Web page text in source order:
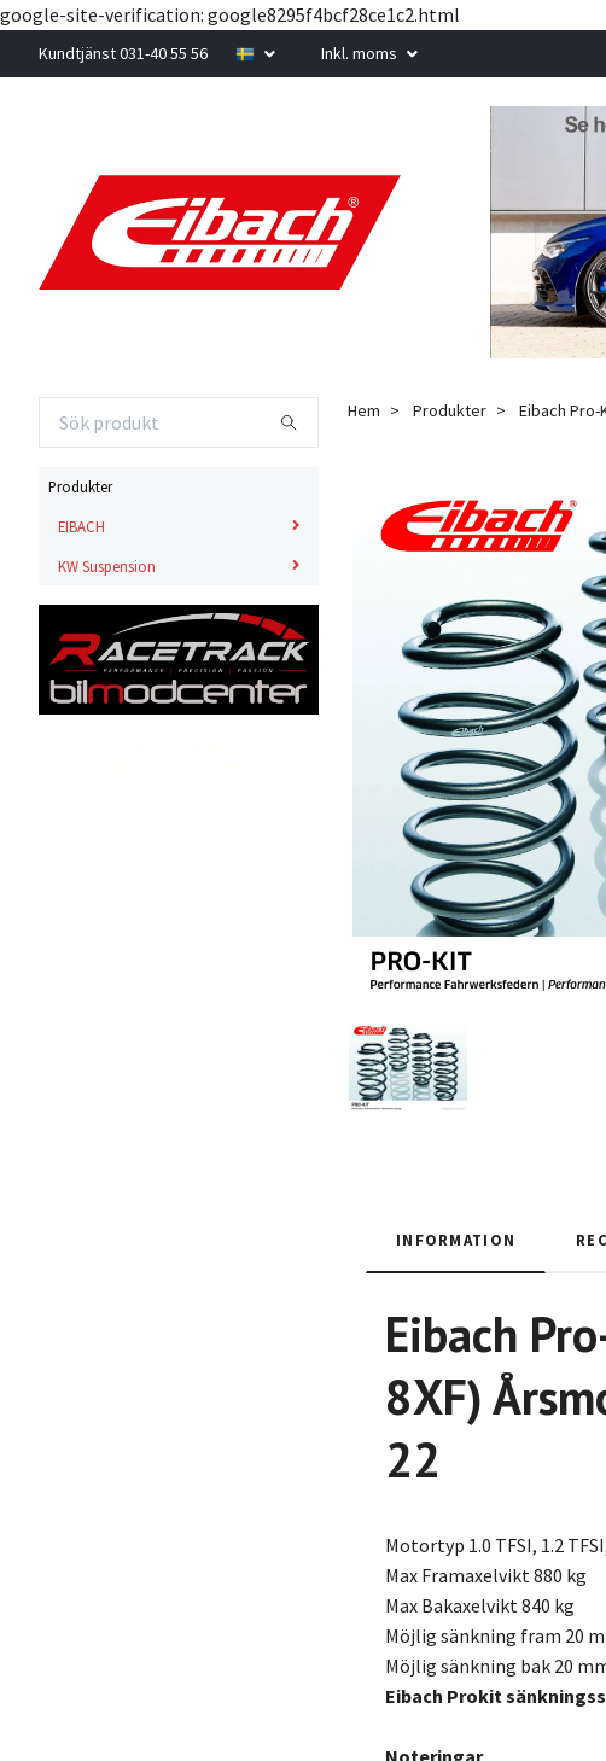
google-site-verification: google8295f4bcf28ce1c2.html
Kundtjänst 031-40 55 56 Inkl. moms
Produkter
EIBACH
KW Suspension
Hem Produkter Eibach Pro-
INFORMATION
Eibach
8XF)
22
Motortyp 1.0 TFSI, 1.2
Max Framaxelvikt 880 kg
Max Bakaxelvikt 840 kg
Möjlig sänkning fram 20
Möjlig sänkning bak 20
Eibach Prokit